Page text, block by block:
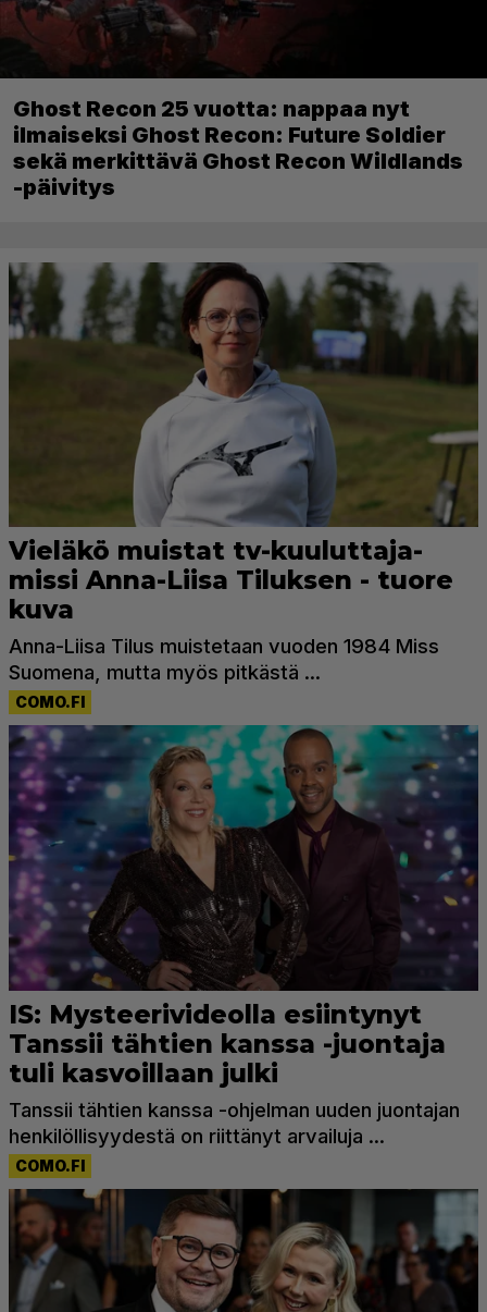
Ghost Recon 25 vuotta: nappaa nyt
ilmaiseksi Ghost Recon: Future Soldier
sekä merkittävä Ghost Recon Wildlands
-päivitys